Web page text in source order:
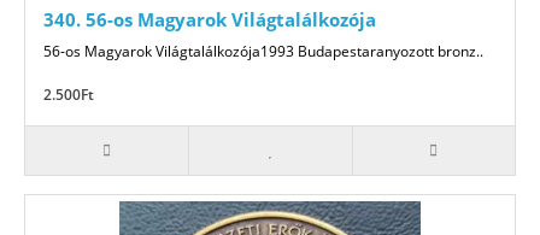
340. 56-os Magyarok Világtalálkozója
56-os Magyarok Világtalálkozója1993 Budapestaranyozott bronz..
2.500Ft